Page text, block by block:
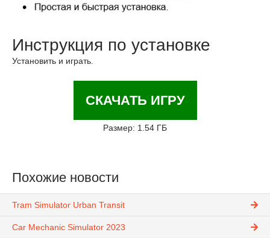
Инструкция по установке
Установить и играть.
СКАЧАТЬ ИГРУ
Размер: 1.54 ГБ
Похожие новости
Tram Simulator Urban Transit
Car Mechanic Simulator 2023